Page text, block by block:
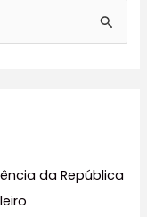
da República